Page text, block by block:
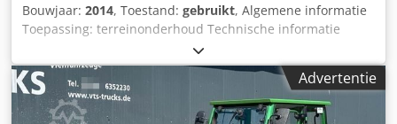
Bouwjaar: 2014, Toestand: gebruikt, Algemene informatie
Toepassing: terreinonderhoud Technische informatie
Vermogen: 15 kW (21 pk) Brandstoftype: diesel Aandrijving:
wiel Maximumsnelheid: 40 km/u Ledig gewicht: 946 kg
Staat Algemene staat: goed Technische staat: goed Visuele
staat: goed Overige informatie Neem contact op met
Advertentie